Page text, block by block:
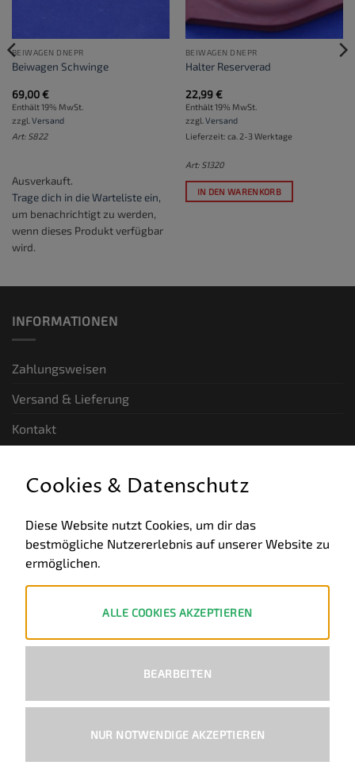
BEIWAGEN DNEPR
Beiwagen Schwinge
69,00€
Enthält 19% MwSt.
zzgl. Versand
Art: S822
Ausverkauft.
Trage dich in die Warteliste ein,
um benachrichtigt zu werden,
wenn dieses Produkt verfügbar
wird.
BEIWAGEN DNEPR
Halter Reserverad
22,99€
Enthält 19% MwSt.
zzgl. Versand
Lieferzeit: ca. 2-3 Werktage
Art: S1320
IN DEN WARENKORB
INFORMATIONEN
Zahlungsweisen
Versand & Lieferung
Kontakt
Allgemeine Geschäftsbedingungen
Datenschutz
PayPal Visa MasterCard
Bank
Cookies & Datenschutz
Diese Website nutzt Cookies, um dir das
bestmögliche Nutzererlebnis auf unserer Website zu
ermöglichen.
ALLE COOKIES AKZEPTIEREN
BEARBEITEN
NUR NOTWENDIGE AKZEPTIEREN